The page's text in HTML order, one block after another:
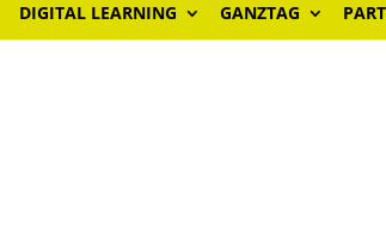
DIGITAL LEARNING GANZTAG